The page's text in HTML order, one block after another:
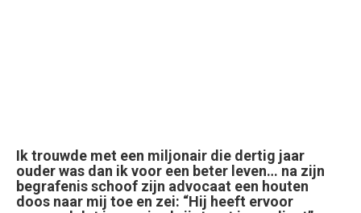
Ik trouwde met een miljonair die dertig jaar
ouder was dan ik voor een beter leven… na zijn
begrafenis schoof zijn advocaat een houten
doos naar mij toe en zei: “Hij heeft ervoor